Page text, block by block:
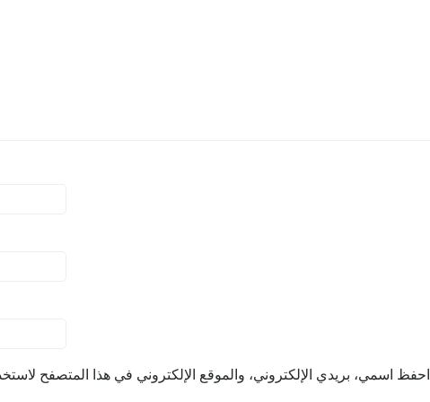
احفظ اسمي، بريدي الإلكتروني، والموقع الإلكتروني في هذا المتصفح